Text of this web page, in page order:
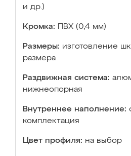
и др.)
Кромка: ПВХ (0,4 мм)
Размеры: изготовление
размера
Раздвижная система:
нижнеопорная
Внутреннее наполнение:
комплектация
Цвет профиля: на выбор